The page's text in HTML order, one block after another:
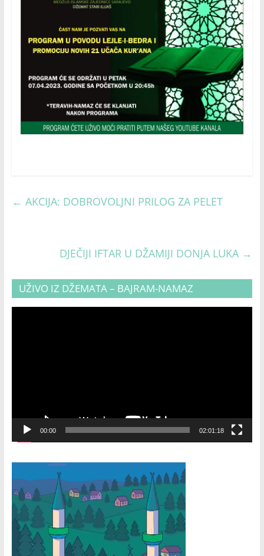
← AKCIJA: DOBROVOLJNI PRILOG ZA PELET
DJEČIJI IFTAR U DŽAMIJI DONJA LUKA →
UŽIVO IZ DŽEMATA – BAJRAM-NAMAZ
00:00 02:01:18